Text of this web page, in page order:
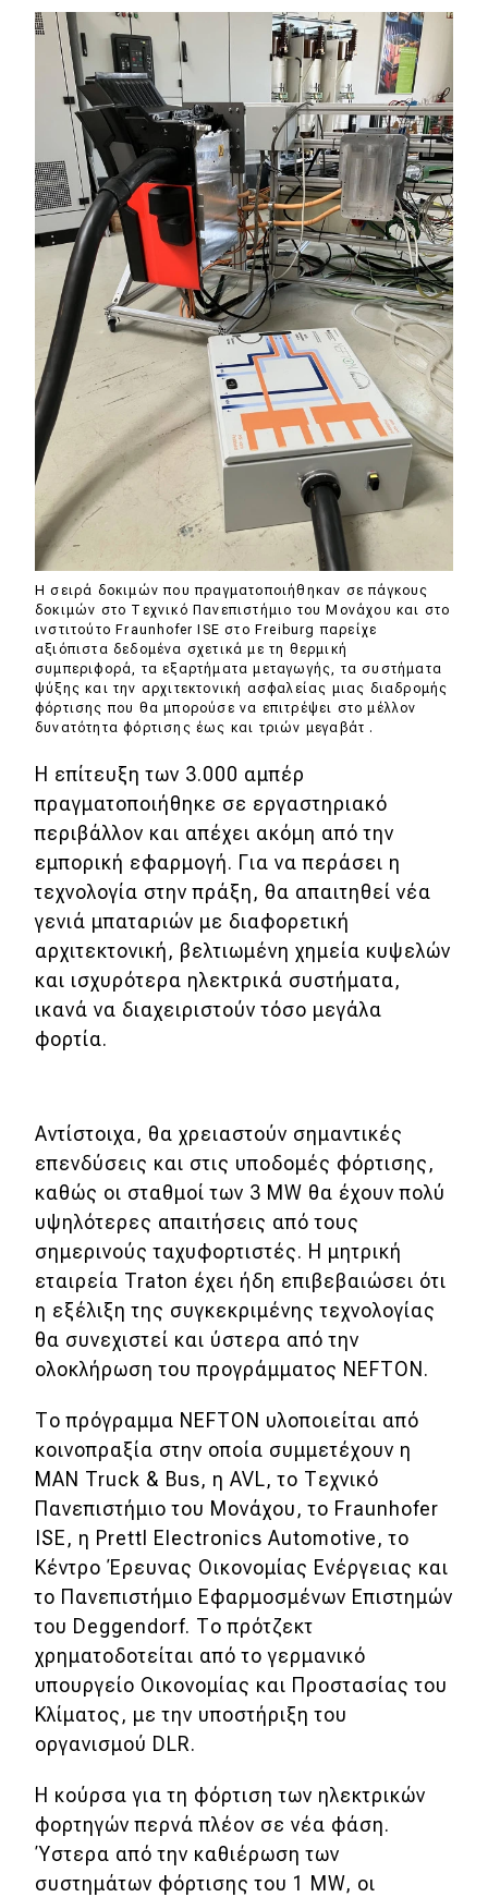
Η σειρά δοκιμών που πραγματοποιήθηκαν σε πάγκους
δοκιμών στο Τεχνικό Πανεπιστήμιο του Μονάχου και στο
ινστιτούτο Fraunhofer ISE στο Freiburg παρείχε
αξιόπιστα δεδομένα σχετικά με τη θερμική
συμπεριφορά, τα εξαρτήματα μεταγωγής, τα συστήματα
ψύξης και την αρχιτεκτονική ασφαλείας μιας διαδρομής
φόρτισης που θα μπορούσε να επιτρέψει στο μέλλον
δυνατότητα φόρτισης έως και τριών μεγαβάτ .
Η επίτευξη των 3.000 αμπέρ
πραγματοποιήθηκε σε εργαστηριακό
περιβάλλον και απέχει ακόμη από την
εμπορική εφαρμογή. Για να περάσει η
τεχνολογία στην πράξη, θα απαιτηθεί νέα
γενιά μπαταριών με διαφορετική
αρχιτεκτονική, βελτιωμένη χημεία κυψελών
και ισχυρότερα ηλεκτρικά συστήματα,
ικανά να διαχειριστούν τόσο μεγάλα
φορτία.
Αντίστοιχα, θα χρειαστούν σημαντικές
επενδύσεις και στις υποδομές φόρτισης,
καθώς οι σταθμοί των 3 MW θα έχουν πολύ
υψηλότερες απαιτήσεις από τους
σημερινούς ταχυφορτιστές. Η μητρική
εταιρεία Traton έχει ήδη επιβεβαιώσει ότι
η εξέλιξη της συγκεκριμένης τεχνολογίας
θα συνεχιστεί και ύστερα από την
ολοκλήρωση του προγράμματος NEFTON.
Το πρόγραμμα NEFTON υλοποιείται από
κοινοπραξία στην οποία συμμετέχουν η
MAN Truck & Bus, η AVL, το Τεχνικό
Πανεπιστήμιο του Μονάχου, το Fraunhofer
ISE, η Prettl Electronics Automotive, το
Κέντρο Έρευνας Οικονομίας Ενέργειας και
το Πανεπιστήμιο Εφαρμοσμένων Επιστημών
του Deggendorf. Το πρότζεκτ
χρηματοδοτείται από το γερμανικό
υπουργείο Οικονομίας και Προστασίας του
Κλίματος, με την υποστήριξη του
οργανισμού DLR.
Η κούρσα για τη φόρτιση των ηλεκτρικών
φορτηγών περνά πλέον σε νέα φάση.
Ύστερα από την καθιέρωση των
συστημάτων φόρτισης του 1 MW, οι